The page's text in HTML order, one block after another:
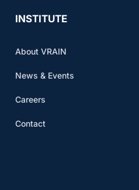
INSTITUTE
About VRAIN
News & Events
Careers
Contact